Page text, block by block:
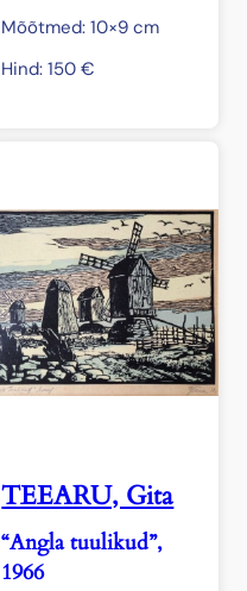
Mõõtmed: 10×9 cm
Hind:150€
TEEARU, Gita
“Angla tuulikud”,
1966